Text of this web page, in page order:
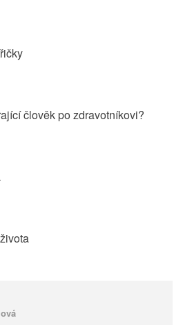
člověk po zdravotníkovi?